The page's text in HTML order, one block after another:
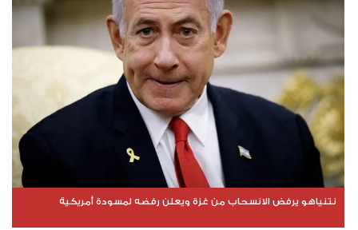
نتنياهو يرفض الانسحاب من غزة ويعلن رفضه لمسودة أمريكية